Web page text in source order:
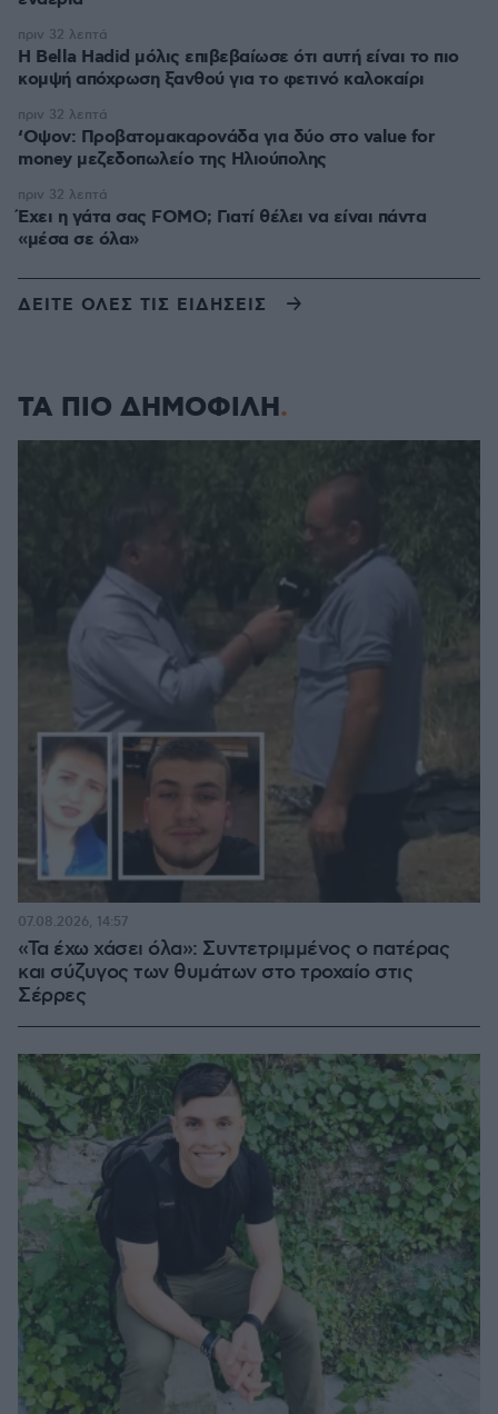
Η Bella Hadid μόλις επιβεβαίωσε ότι αυτή είναι το πιο
κομψή απόχρωση ξανθού για το φετινό καλοκαίρι
πριν 32 λεπτά
‘Οψον: Προβατομακαρονάδα για δύο στο value for
money μεζεδοπωλείο της Ηλιούπολης
πριν 32 λεπτά
Έχει η γάτα σας FOMO; Γιατί θέλει να είναι πάντα
«μέσα σε όλα»
πριν 32 λεπτά
ΔΕΙΤΕ ΟΛΕΣ ΤΙΣ ΕΙΔΗΣΕΙΣ
ΤΑ ΠΙΟ ΔΗΜΟΦΙΛΗ
«Τα έχω χάσει όλα»: Συντετριμμένος ο πατέρας
και σύζυγος των θυμάτων στο τροχαίο στις
Σέρρες
07.08.2026, 14:57